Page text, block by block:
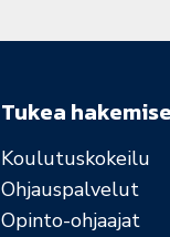
Tukea
Koulutuskokeilu
Ohjauspalvelut
Opinto-ohjaajat